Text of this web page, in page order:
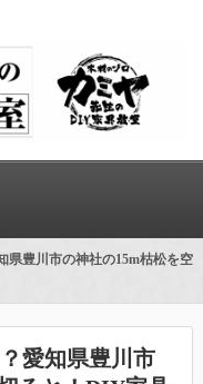
県豊川市の神社の15m枯松を空
愛知県豊川市